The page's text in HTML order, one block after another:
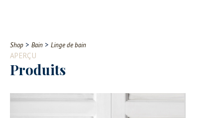
Contact
Shop > Bain > Linge de bain
APERÇU
Produits